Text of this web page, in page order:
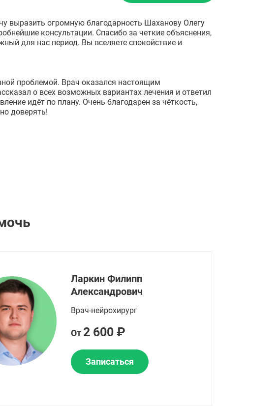
выразить огромную благодарность Шаханову Олегу
консультации. Спасибо за четкие объяснения,
для нас период. Вы вселяете спокойствие и
проблемой. Врач оказался настоящим
о всех возможных вариантах лечения и ответил
идёт по плану. Очень благодарен за чёткость,
доверять!
Ларкин Филипп
Александрович
Врач-нейрохирург
От 2 600 ₽
Записаться